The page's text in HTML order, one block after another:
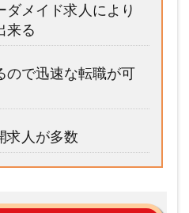
ダメイド求人により
来る
ので迅速な転職が可
求人が多数